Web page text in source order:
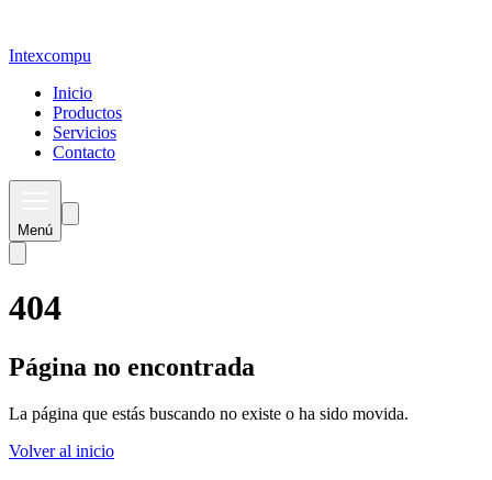
Intexcompu
Inicio
Productos
Servicios
Contacto
Menú
404
Página no encontrada
La página que estás buscando no existe o ha sido movida.
Volver al inicio